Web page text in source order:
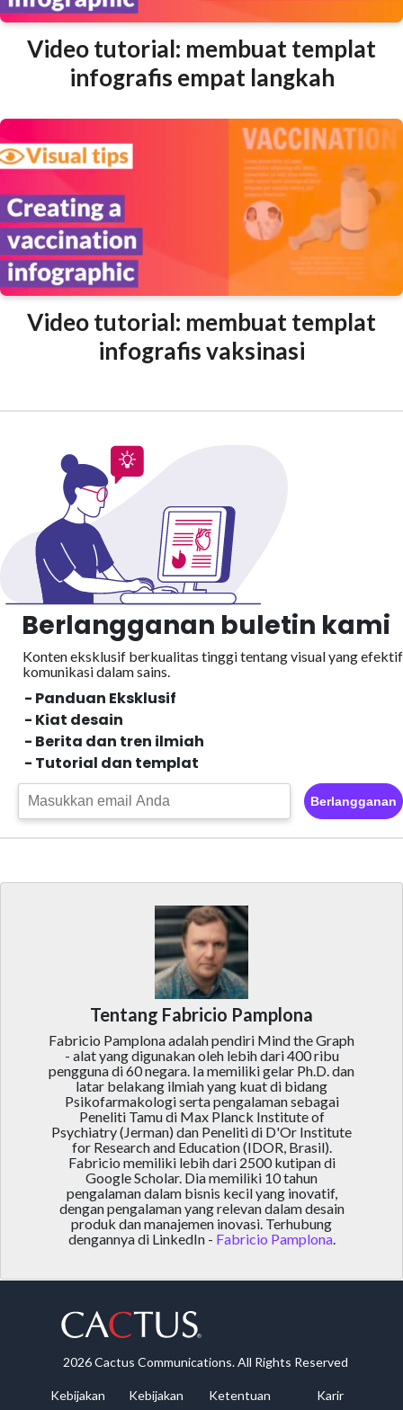
Video tutorial: membuat templat
infografis empat langkah
Video tutorial: membuat templat
infografis vaksinasi
Berlangganan buletin kami
Konten eksklusif berkualitas tinggi tentang visual yang efektif
komunikasi dalam sains.
- Panduan Eksklusif
- Kiat desain
- Berita dan tren ilmiah
- Tutorial dan templat
Berlangganan
Tentang Fabricio Pamplona
Fabricio Pamplona adalah pendiri Mind the Graph
- alat yang digunakan oleh lebih dari 400 ribu
pengguna di 60 negara. Ia memiliki gelar Ph.D. dan
latar belakang ilmiah yang kuat di bidang
Psikofarmakologi serta pengalaman sebagai
Peneliti Tamu di Max Planck Institute of
Psychiatry (Jerman) dan Peneliti di D'Or Institute
for Research and Education (IDOR, Brasil).
Fabricio memiliki lebih dari 2500 kutipan di
Google Scholar. Dia memiliki 10 tahun
pengalaman dalam bisnis kecil yang inovatif,
dengan pengalaman yang relevan dalam desain
produk dan manajemen inovasi. Terhubung
dengannya di LinkedIn - Fabricio Pamplona.
2026 Cactus Communications. All Rights Reserved
Kebijakan
Kebijakan
Ketentuan
Karir